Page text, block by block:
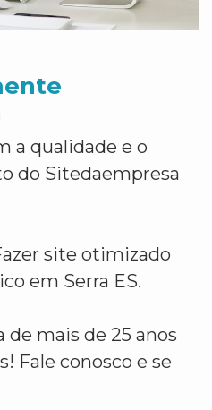
a qualidade e o
do Sitedaempresa
site otimizado
em Serra ES.
mais de 25 anos
Fale conosco e se